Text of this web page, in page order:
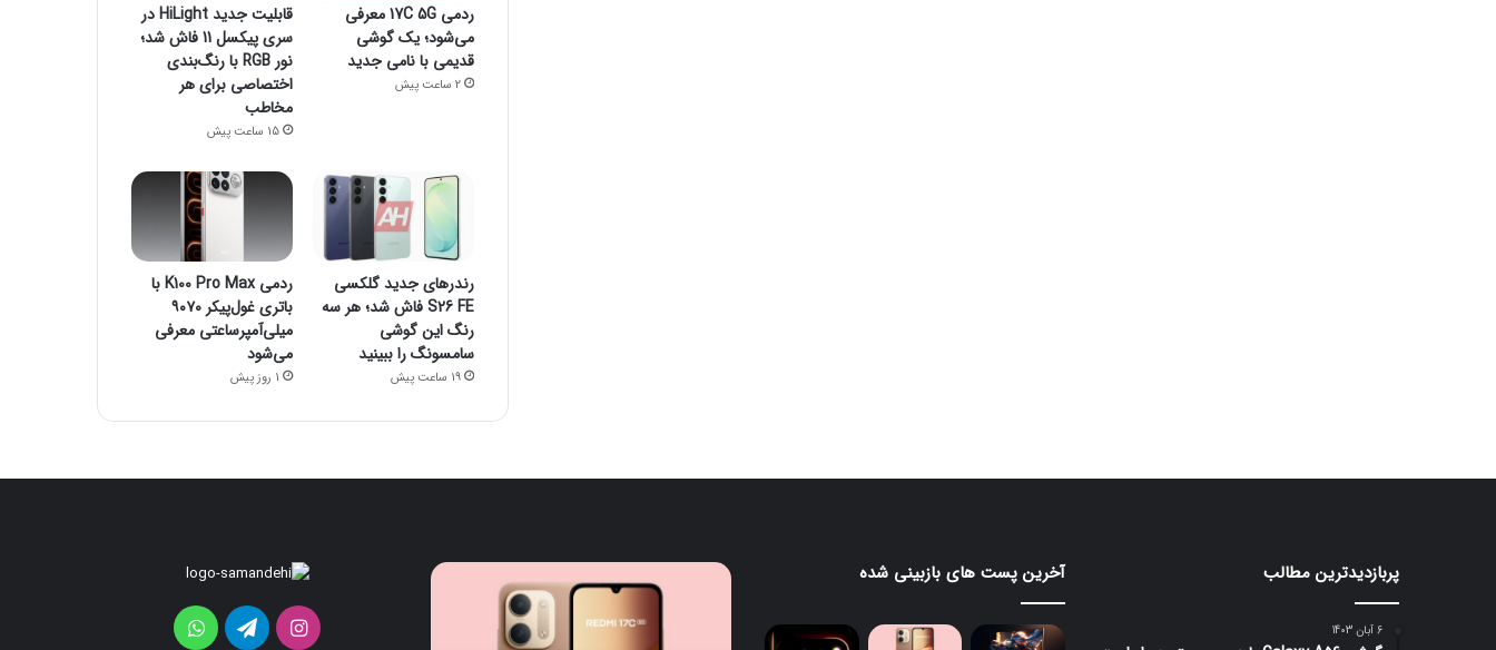
ردمی 17C 5G معرفی
می‌شود؛ یک گوشی
قدیمی با نامی جدید
2 ساعت پیش
قابلیت جدید HiLight در
سری پیکسل 11 فاش شد؛
نور RGB با رنگ‌بندی
اختصاصی برای هر
مخاطب
15 ساعت پیش
رندرهای جدید گلکسی
S26 FE فاش شد؛ هر سه
رنگ این گوشی
سامسونگ را ببینید
19 ساعت پیش
ردمی K100 Pro Max با
باتری غول‌پیکر ۹۰۷۰
میلی‌آمپرساعتی معرفی
می‌شود
1 روز پیش
پربازدیدترین مطالب
6 آبان 1403
آخرین پست های بازبینی شده
ردمی
Max
مانیتور
گیمینگ
۲۴۰
هرتزی
ردمی
اینستاگرامتلگرام واتس